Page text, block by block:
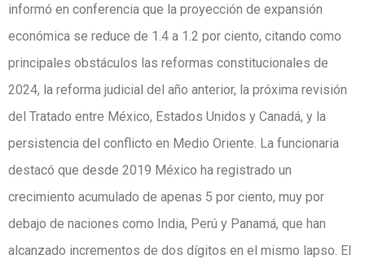
informó en conferencia que la proyección de expansión
económica se reduce de 1.4 a 1.2 por ciento, citando como
principales obstáculos las reformas constitucionales de
2024, la reforma judicial del año anterior, la próxima revisión
del Tratado entre México, Estados Unidos y Canadá, y la
persistencia del conflicto en Medio Oriente. La funcionaria
destacó que desde 2019 México ha registrado un
crecimiento acumulado de apenas 5 por ciento, muy por
debajo de naciones como India, Perú y Panamá, que han
alcanzado incrementos de dos dígitos en el mismo lapso. El